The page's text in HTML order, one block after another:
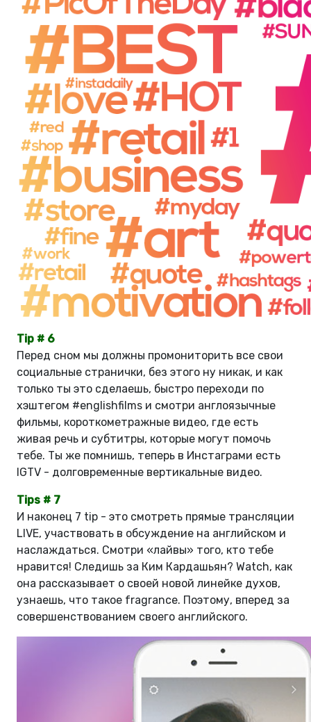
Tip # 6
Перед сном мы должны промониторить все свои
социальные странички, без этого ну никак, и как
только ты это сделаешь, быстро переходи по
хэштегом #englishfilms и смотри англоязычные
фильмы, короткометражные видео, где есть
живая речь и субтитры, которые могут помочь
тебе. Ты же помнишь, теперь в Инстаграми есть
IGTV - долговременные вертикальные видео.
Tips # 7
И наконец 7 tip - это смотреть прямые трансляции
LIVE, участвовать в обсуждение на английском и
наслаждаться. Смотри «лайвы» того, кто тебе
нравится! Следишь за Ким Кардашьян? Watch, как
она рассказывает о своей новой линейке духов,
узнаешь, что такое fragrance. Поэтому, вперед за
совершенствованием своего английского.